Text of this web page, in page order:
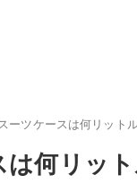
ーツケースは何リット
何リット